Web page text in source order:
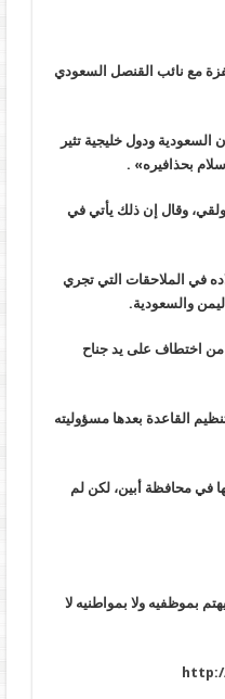
مع نائب القنصل السعودي
السعودية ودول خليجية تثير
بحذافيره» .
وقال إن ذلك يأتي في
في الملاحقات التي تجري
والسعودية.
السعودي في عدن عبدالله الخالدي مجهولاً بعد نحو 15 شهراً من اختطاف على يد جناح
تنظيم القاعدة بعدها مسؤوليته
في محافظة أبين، لكن لم
بموظفيه ولا بمواطنيه لا